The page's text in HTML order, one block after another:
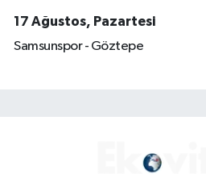
17 Ağustos, Pazartesi
Samsunspor - Göztepe